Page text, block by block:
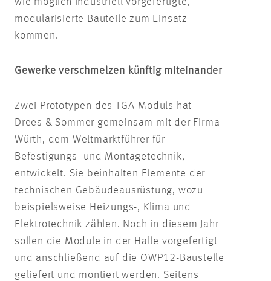
modularisierte Bauteile zum Einsatz
kommen.
Gewerke verschmelzen künftig miteinander
Zwei Prototypen des TGA-Moduls hat
Drees & Sommer gemeinsam mit der Firma
Würth, dem Weltmarktführer für
Befestigungs- und Montagetechnik,
entwickelt. Sie beinhalten Elemente der
technischen Gebäudeausrüstung, wozu
beispielsweise Heizungs-, Klima und
Elektrotechnik zählen. Noch in diesem Jahr
sollen die Module in der Halle vorgefertigt
und anschließend auf die OWP12-Baustelle
geliefert und montiert werden. Seitens